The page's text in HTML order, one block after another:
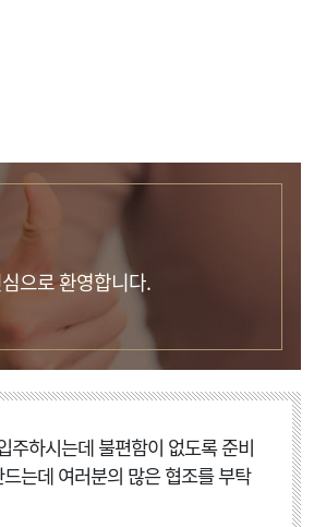
으로 환영합니다.
주하시는데 불편함이 없도록 준비
는데 여러분의 많은 협조를 부탁